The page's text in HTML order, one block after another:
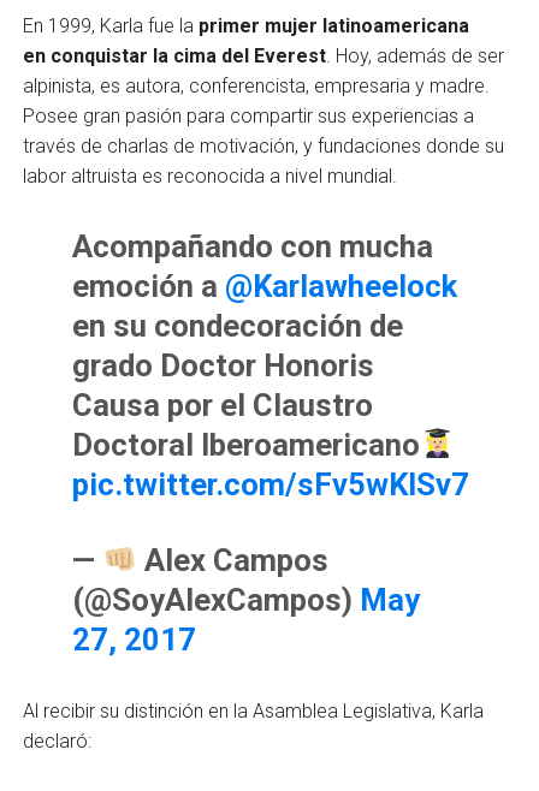
En 1999, Karla fue la primer mujer latinoamericana
en conquistar la cima del Everest. Hoy, además de ser
alpinista, es autora, conferencista, empresaria y madre.
Posee gran pasión para compartir sus experiencias a
través de charlas de motivación, y fundaciones donde su
labor altruista es reconocida a nivel mundial.
Acompañando con mucha
emoción a @Karlawheelock
en su condecoración de
grado Doctor Honoris
Causa por el Claustro
Doctoral Iberoamericano
pic.twitter.com/sFv5wKISv7
—
Alex Campos
(@SoyAlexCampos) May
27, 2017
Al recibir su distinción en la Asamblea Legislativa, Karla
declaró: